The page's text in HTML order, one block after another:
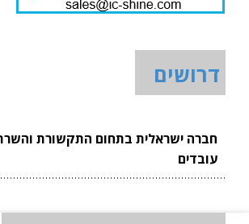
דרושים
חברה ישראלית בתחום התקשורת
עובדים